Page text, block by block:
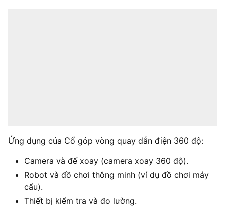
Ứng dụng của Cổ góp vòng quay dẫn điện 360 độ:
Camera và đế xoay (camera xoay 360 độ).
Robot và đồ chơi thông minh (ví dụ đồ chơi máy
cẩu).
Thiết bị kiểm tra và đo lường.